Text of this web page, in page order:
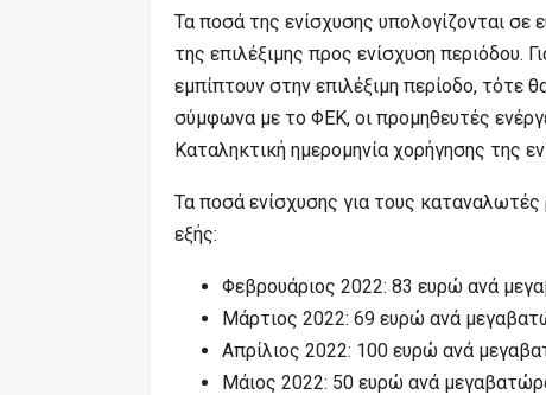
Τα ποσά της ενίσχυσης υπολογίζονται
της επιλέξιμης προς ενίσχυση περιόδου.
εμπίπτουν στην επιλέξιμη περίοδο, τότε
σύμφωνα με το ΦΕΚ, οι προμηθευτές
Καταληκτική ημερομηνία χορήγησης της
Τα ποσά ενίσχυσης για τους καταναλωτές
εξής:
Φεβρουάριος 2022: 83 ευρώ ανά
Μάρτιος 2022: 69 ευρώ ανά
Απρίλιος 2022: 100 ευρώ ανά
Μάιος 2022: 50 ευρώ ανά